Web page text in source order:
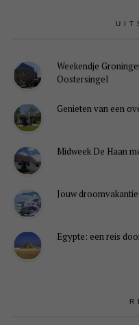
Weekendje
Oostersingel
Genieten van een
Midweek De Haan
Jouw
Egypte: een reis